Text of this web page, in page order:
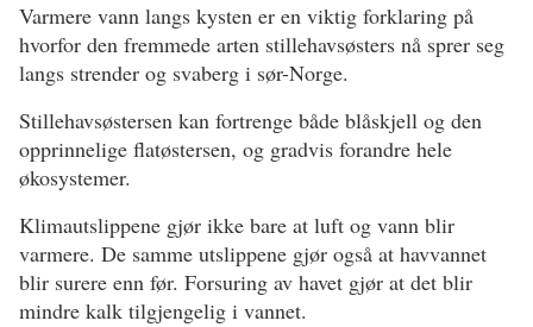
Varmere vann langs kysten er en viktig forklaring på
hvorfor den fremmede arten stillehavsøsters nå sprer seg
langs strender og svaberg i sør-Norge.
Stillehavsøstersen kan fortrenge både blåskjell og den
opprinnelige flatøstersen, og gradvis forandre hele
økosystemer.
Klimautslippene gjør ikke bare at luft og vann blir
varmere. De samme utslippene gjør også at havvannet
blir surere enn før. Forsuring av havet gjør at det blir
mindre kalk tilgjengelig i vannet.